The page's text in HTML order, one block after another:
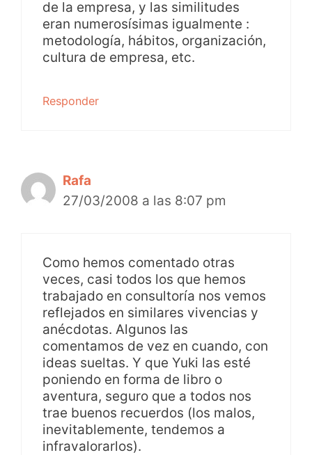
de la empresa, y las similitudes
eran numerosísimas igualmente :
metodología, hábitos, organización,
cultura de empresa, etc.
Responder
Rafa
27/03/2008 a las 8:07 pm
Como hemos comentado otras
veces, casi todos los que hemos
trabajado en consultoría nos vemos
reflejados en similares vivencias y
anécdotas. Algunos las
comentamos de vez en cuando, con
ideas sueltas. Y que Yuki las esté
poniendo en forma de libro o
aventura, seguro que a todos nos
trae buenos recuerdos (los malos,
inevitablemente, tendemos a
infravalorarlos).